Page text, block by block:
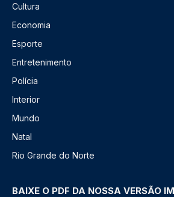
Cultura
Economia
Esporte
Entretenimento
Polícia
Interior
Mundo
Natal
Rio Grande do Norte
BAIXE O PDF DA NOSSA VERSÃO